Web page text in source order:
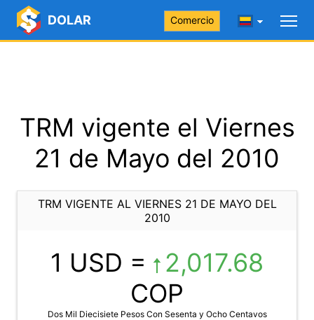
DOLAR Comercio
TRM vigente el Viernes
21 de Mayo del 2010
TRM VIGENTE AL VIERNES 21 DE MAYO DEL
2010
1 USD =
2,017.68
COP
Dos Mil Diecisiete Pesos Con Sesenta y Ocho Centavos